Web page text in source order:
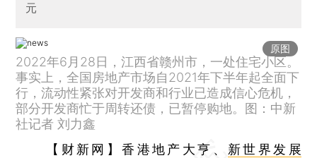
元
原图
2022年6月28日，江西省赣州市，一处住宅小区。
事实上，全国房地产市场自2021年下半年起全面下
行，流动性紧张对开发商和行业已造成信心危机，
部分开发商忙于周转还债，已暂停购地。图：中新
社记者 刘力鑫
【财新网】香港地产大亨、 新世界发展